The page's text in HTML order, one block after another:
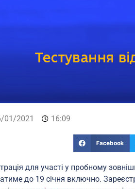
01/2021 16:09
Facebook
для участі у пробному
до 19 січня включно.